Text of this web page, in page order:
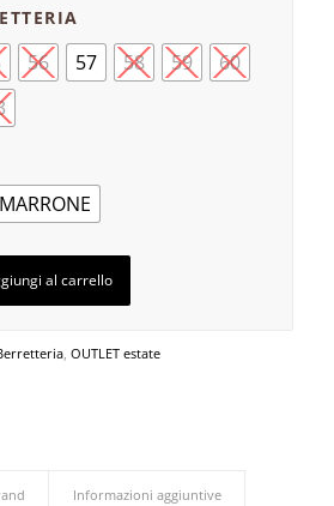
56 57 58 59
60
al carrello
, OUTLET estate
Informazioni aggiuntive